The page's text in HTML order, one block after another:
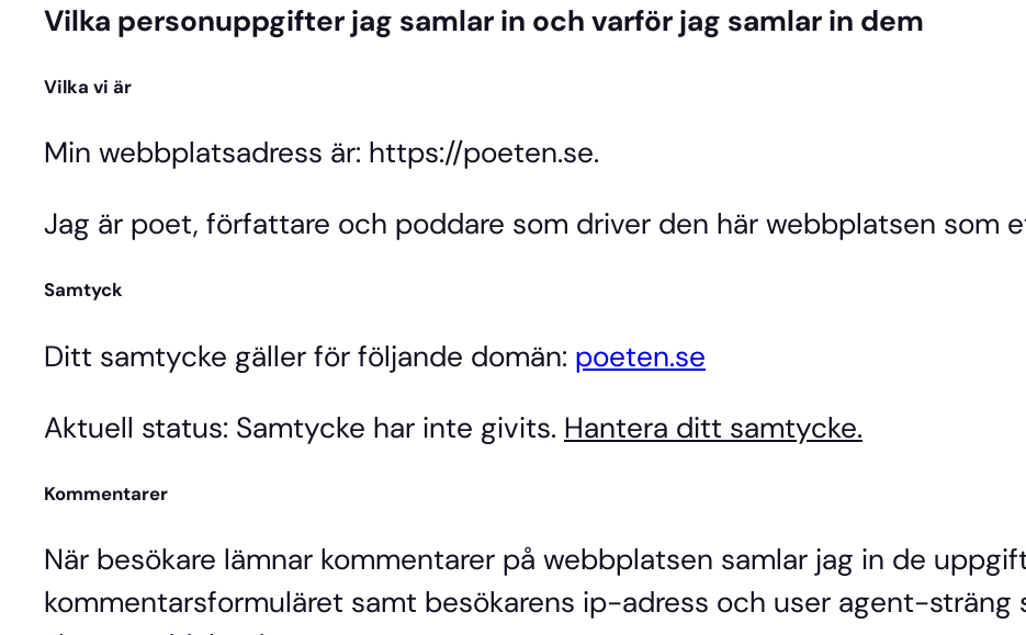
Vilka personuppgifter jag samlar in och varför jag samlar in dem
Vilka vi är
Min webbplatsadress är: https://poeten.se.
Jag är poet, författare och poddare som driver den här webbplatsen som
Samtyck
Ditt samtycke gäller för följande domän: poeten.se
Aktuell status: Samtycke har inte givits. Hantera ditt samtycke.
Kommentarer
När besökare lämnar kommentarer på webbplatsen samlar jag in de
kommentarsformuläret samt besökarens ip-adress och user agent-